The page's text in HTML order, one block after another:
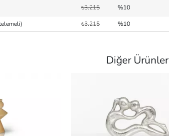
₺3.215 %10
₺3.215 %10
Diğer Ürünler